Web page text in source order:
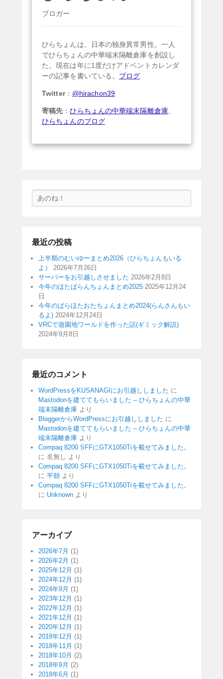
ブロガー
ひらちょんは、日本の独身異常男性。一人
でひらちょんの中華端末隔離倉庫を創設し
た。現在は年に1度だけアドベントカレンダ
ーの記事を書いている。 ブログ
Twitter： @hirachon39
寄稿先 ：ひらちょんの中華端末隔離倉庫、
ひらちょんのブログ
索
最近の投稿
上半期のむいゆーまとめ2026（ひらちょんもいる
よ）
2026年7月26日
サーバーをお引越しさせました 2026年2月8日
今年のほたぱらんちょんまとめ2025 2025年12月24
日
今年のぱらほたおたちょんまとめ2024(らんさんもい
るよ) 2024年12月24日
VRCで遊園地ワールドを作った話(ギミック解説)
2024年9月8日
最近のコメント
WordPressをKUSANAGIにお引越ししました に
Mastodonを建ててもらいました – ひらちょんの中華
端末隔離倉庫 より
BloggerからWordPressにお引越ししました に
Mastodonを建ててもらいました – ひらちょんの中華
端末隔離倉庫 より
Compaq 8200 SFFにGTX1050Tiを載せてみました。
に 名無し より
Compaq 8200 SFFにGTX1050Tiを載せてみました。
に 平朝 より
Compaq 8200 SFFにGTX1050Tiを載せてみました。
に Unknown より
アーカイブ
2026年7月 (1)
2026年2月 (1)
2025年12月 (1)
2024年12月 (1)
2024年9月 (1)
2023年12月 (1)
2022年12月 (1)
2021年12月 (1)
2020年12月 (1)
2018年12月 (1)
2018年11月 (1)
2018年10月 (2)
2018年9月 (2)
2018年6月 (1)